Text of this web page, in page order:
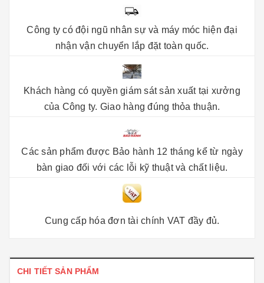
Công ty có đội ngũ nhân sự và máy móc hiện đại
nhận vận chuyển lắp đặt toàn quốc.
Khách hàng có quyền giám sát sản xuất tại xưởng
của Công ty. Giao hàng đúng thỏa thuận.
Các sản phẩm được Bảo hành 12 tháng kể từ ngày
bàn giao đối với các lỗi kỹ thuật và chất liệu.
Cung cấp hóa đơn tài chính VAT đầy đủ.
CHI TIẾT SẢN PHẨM